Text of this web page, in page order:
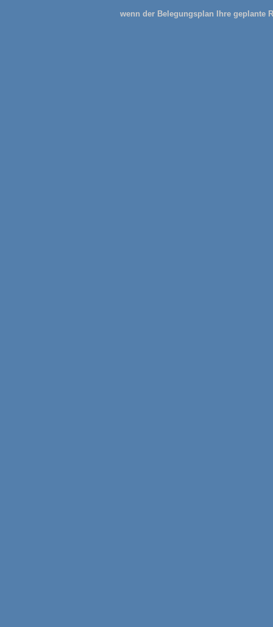
wenn der Belegungsplan Ihre geplante